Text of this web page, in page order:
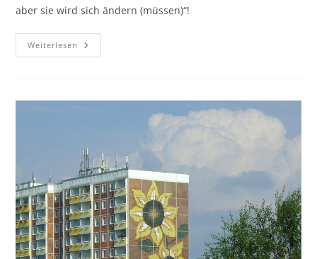
aber sie wird sich ändern (müssen)“!
Weiterlesen